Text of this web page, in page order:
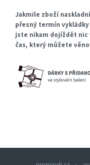
Jakmile zboží
přesný termín
jste nikam dojíždět nic
čas, který můžete